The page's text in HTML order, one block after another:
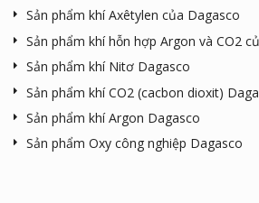
Sản phẩm khí Axêtylen của Dagasco
Sản phẩm khí hỗn hợp Argon và CO2
Sản phẩm khí Nitơ Dagasco
Sản phẩm khí CO2 (cacbon dioxit)
Sản phẩm khí Argon Dagasco
Sản phẩm Oxy công nghiệp Dagasco